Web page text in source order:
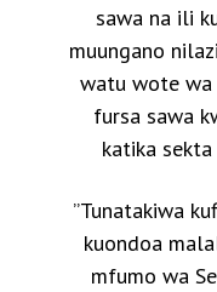
sawa na ili
muungano
watu wote wa
fursa sawa
katika
”Tunatakiwa
kuondoa
mfumo wa